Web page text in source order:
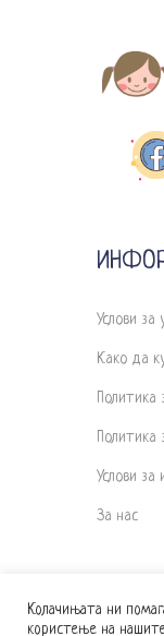
Услови за
Како да
Политика
Политика
Услови за
За нас
Колачињата ни
користење на